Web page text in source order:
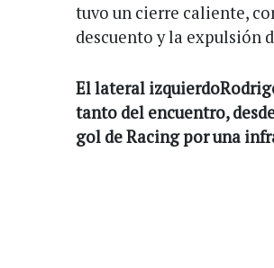
tuvo un cierre caliente,
descuento y la expulsión
El lateral
tanto del encuentro,
gol de Racing por una